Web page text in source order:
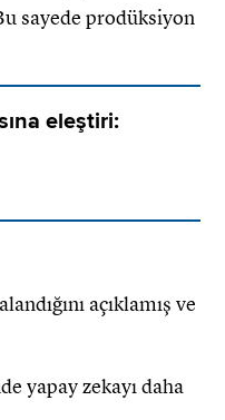
sayede prodüksiyon
eleştiri:
açıklamış ve
yapay zekayı daha